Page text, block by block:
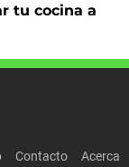
tu cocina a
Contacto
Acerca